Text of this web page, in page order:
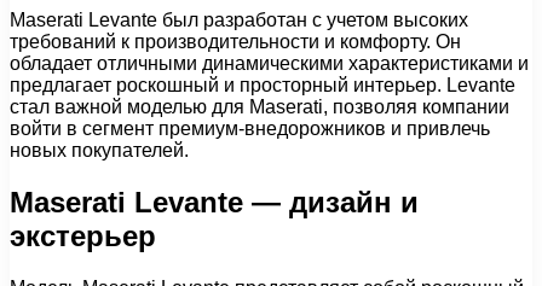
Maserati Levante был разработан с учетом высоких
требований к производительности и комфорту. Он
обладает отличными динамическими характеристиками и
предлагает роскошный и просторный интерьер. Levante
стал важной моделью для Maserati, позволяя компании
войти в сегмент премиум-внедорожников и привлечь
новых покупателей.
Maserati Levante — дизайн и
экстерьер